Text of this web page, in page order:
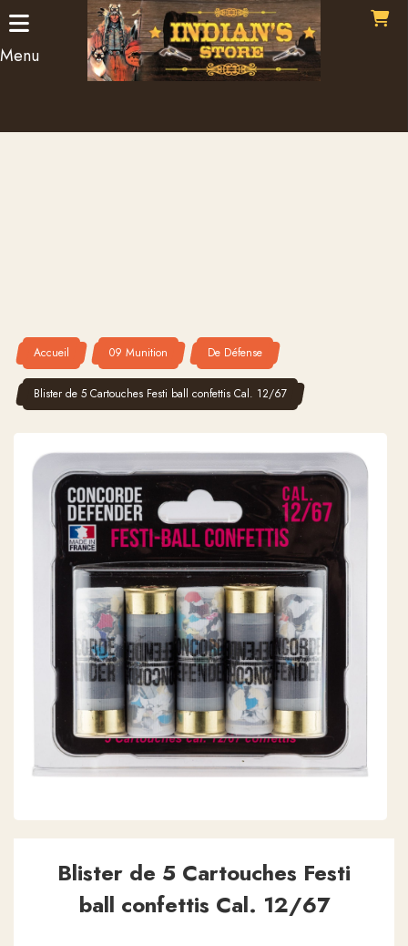
Menu
Accueil 09 Munition De Défense
Blister de 5 Cartouches Festi ball confettis Cal. 12/67
Blister de 5 Cartouches Festi
ball confettis Cal. 12/67
Panneau de gestion des cookies